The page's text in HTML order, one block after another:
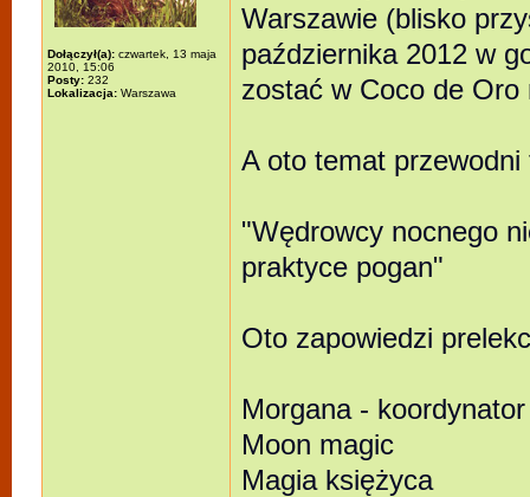
Dołączył(a): czwartek, 13 maja
2010, 15:06
Posty: 232
Lokalizacja: Warszawa
Warszawie (blisko
października 2012 w
zostać w Coco de
A oto temat
"Wędrowcy nocnego
praktyce pogan"
Oto zapowiedzi
Morgana -
Moon magic
Magia księżyca